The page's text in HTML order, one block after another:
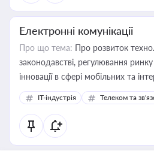
Електронні комунікації
Про що тема: Про розвиток
законодавстві, регулювання
інновації в сфері мобільних та
IT-індустрія Телеком та